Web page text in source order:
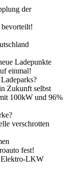
der
Ladepunkte
einmal!
Zukunft selbst
100kW und 96%
verschrotten
fest!
Elektro-LKW